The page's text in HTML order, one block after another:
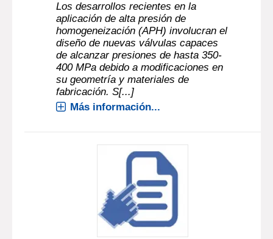
Los desarrollos recientes en la
aplicación de alta presión de
homogeneización (APH) involucran el
diseño de nuevas válvulas capaces
de alcanzar presiones de hasta 350-
400 MPa debido a modificaciones en
su geometría y materiales de
fabricación. S[...]
Más información...